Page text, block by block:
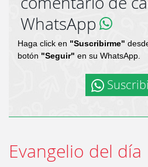
WhatsApp
Haga click en "Suscribirme"
botón "Seguir" en su WhatsApp.
Evangelio del día